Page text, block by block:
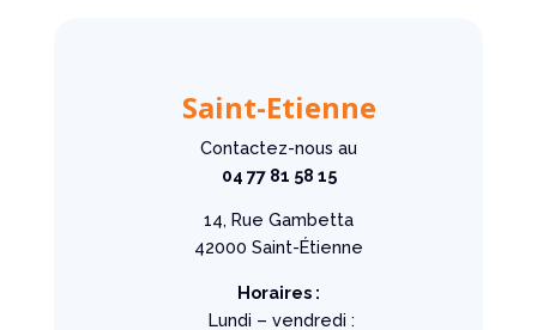
Saint-Etienne
Contactez-nous au
04 77 81 58 15
14, Rue Gambetta
42000 Saint-Étienne
Horaires :
Lundi – vendredi :